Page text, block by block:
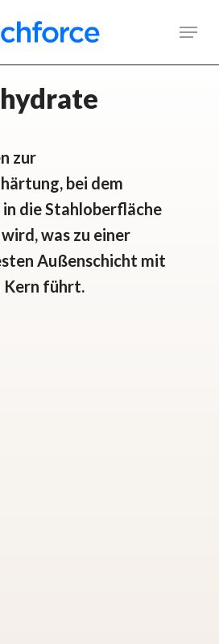
Menu
zur
bei dem
die Stahloberfläche
was zu einer
Außenschicht mit
Kern führt.